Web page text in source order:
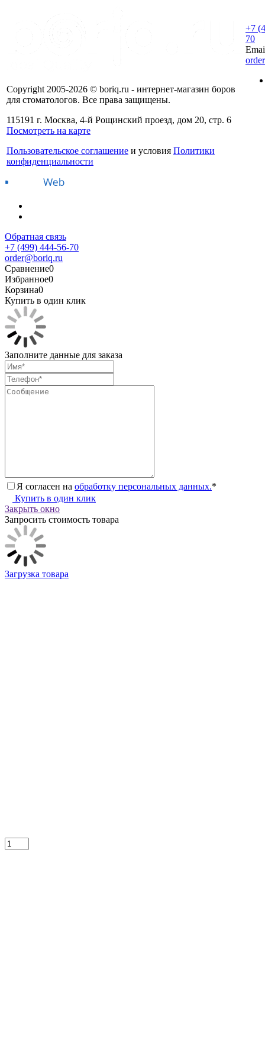
Copyright 2005-2026 © boriq.ru - интернет-магазин боров
для стоматологов. Все права защищены.
115191 г. Москва, 4-й Рощинский проезд, дом 20, стр. 6
Посмотреть на карте
Пользовательское соглашение и условия Политики
конфиденциальности
+7
70
Обратная связь
+7 (499) 444-56-70
order@boriq.ru
Сравнение0
Избранное0
Корзина0
Купить в один клик
Заполните данные для заказа
Я согласен на обработку персональных данных.*
Купить в один клик
Закрыть окно
Запросить стоимость товара
Загрузка товара